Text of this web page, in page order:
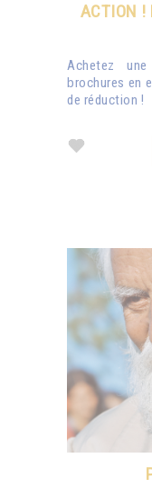
ACTION
Achetez
brochures en
de réduction !